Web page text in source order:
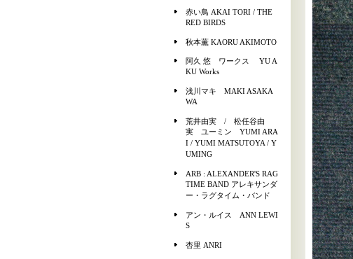
赤い鳥 AKAI TORI / THE
RED BIRDS
秋本薫 KAORU AKIMOTO
阿久 悠 ワークス YU A
KU Works
浅川マキ MAKI ASAKA
WA
荒井由実 / 松任谷由
実 ユーミン YUMI ARA
I / YUMI MATSUTOYA / Y
UMING
ARB : ALEXANDER'S RAG
TIME BAND アレキサンダ
ー・ラグタイム・バンド
アン・ルイス ANN LEWI
S
杏里 ANRI